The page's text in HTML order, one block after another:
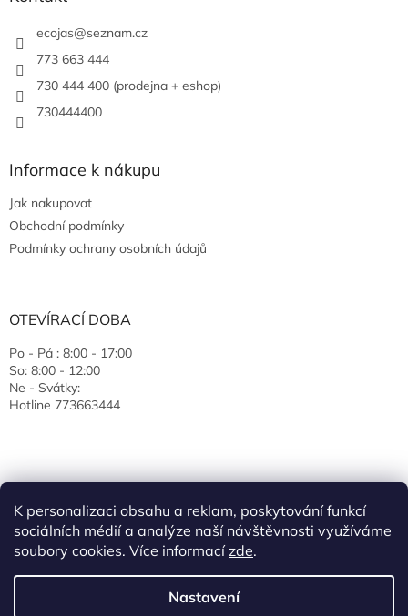
K personalizaci obsahu a reklam, poskytování funkcí
sociálních médií a analýze naší návštěvnosti využíváme
soubory cookies. Více informacízde.
Nastavení
ecojas@seznam.cz
773 663 444
730 444 400 (prodejna + eshop)
730444400
Informace k nákupu
Jak nakupovat
Obchodní podmínky
Podmínky ochrany osobních údajů
OTEVÍRACÍ DOBA
Po - Pá : 8:00 - 17:00
So: 8:00 - 12:00
Ne - Svátky:
Hotline 773663444